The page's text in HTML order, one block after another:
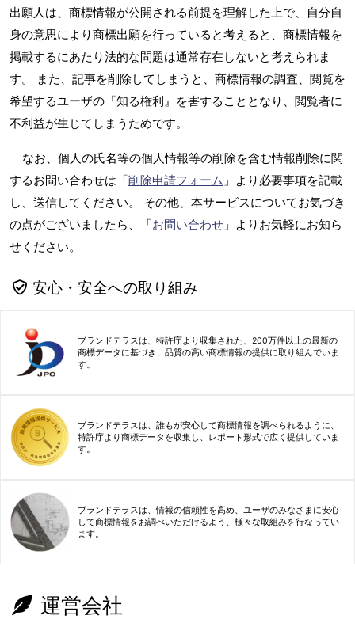
出願人は、商標情報が公開される前提を理解した上で、自分自
身の意思により商標出願を行っていると考えると、商標情報を
掲載するにあたり法的な問題は通常存在しないと考えられま
す。 また、記事を削除してしまうと、商標情報の調査、閲覧を
希望するユーザの『知る権利』を害することとなり、閲覧者に
不利益が生じてしまうためです。
なお、個人の氏名等の個人情報等の削除を含む情報削除に関
するお問い合わせは「削除申請フォーム 」より必要事項を記載
し、送信してください。 その他、本サービスについてお気づき
の点がございましたら、「お問い合わせ 」よりお気軽にお知ら
せください。
安心・安全への取り組み
ブランドテラスは、特許庁より収集された、200万件以上の最新の
商標データに基づき、品質の高い商標情報の提供に取り組んでいま
す。
ブランドテラスは、誰もが安心して商標情報を調べられるように、
特許庁より商標データを収集し、レポート形式で広く提供していま
す。
ブランドテラスは、情報の信頼性を高め、ユーザのみなさまに安心
して商標情報をお調べいただけるよう、様々な取組みを行なってい
ます。
運営会社